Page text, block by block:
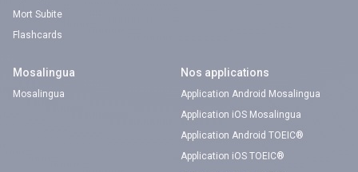
Mort Subite
Flashcards
Mosalingua
Mosalingua
Nos applications
Application Android Mosalingua
Application iOS Mosalingua
Application Android TOEIC®
Application iOS TOEIC®